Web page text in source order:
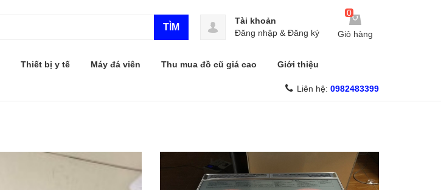
TÌM
0
Giỏ hàng
Tài khoản
Đăng nhập & Đăng ký
Thiết bị y tế Máy đá viên Thu mua đồ cũ giá cao Giới thiệu
Liên hệ: 0982483399